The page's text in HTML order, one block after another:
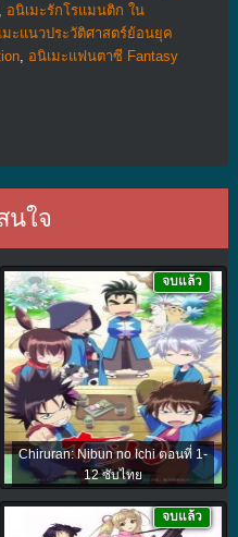
อนิเมะรักโรแมนติก ใน
มะแนวประวัติศาสตร์ย้อนยุค
, อนิเมะแฟนตาซี Fantasy
นใจ
Chiruran: Nibun no Ichi ตอนที่ 1-
12 ซับไทย
จบแล้ว
จบแล้ว